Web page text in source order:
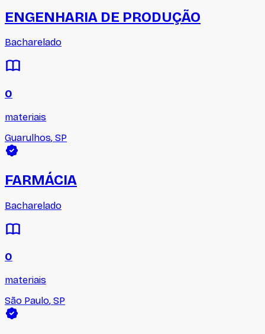
ENGENHARIA DE PRODUÇÃO
Bacharelado
0
materiais
Guarulhos, SP
FARMÁCIA
Bacharelado
0
materiais
São Paulo, SP